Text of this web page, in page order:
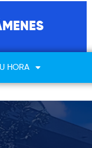
HORA